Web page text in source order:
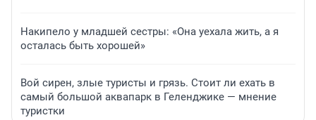
Накипело у младшей сестры: «Она уехала жить, а я
осталась быть хорошей»
Вой сирен, злые туристы и грязь. Стоит ли ехать в
самый большой аквапарк в Геленджике — мнение
туристки